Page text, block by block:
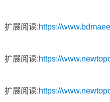
扩展阅读:https://
扩展阅读:https://
扩展阅读:https://